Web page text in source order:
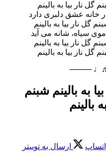
گل نار بیا به بالینم
خانه عشق دلبری دارد
گل نار بیا به بالینم
سیاه، شانه می آید
گل نار بیا به بالینم
گل نار بیا به بالینم
────
به بالینم شبنم
بالینم
ارسال به توییتر